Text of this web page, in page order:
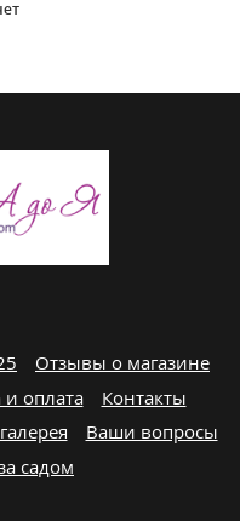
Отзывы о магазине
и оплата
Контакты
Ваши вопросы
садом